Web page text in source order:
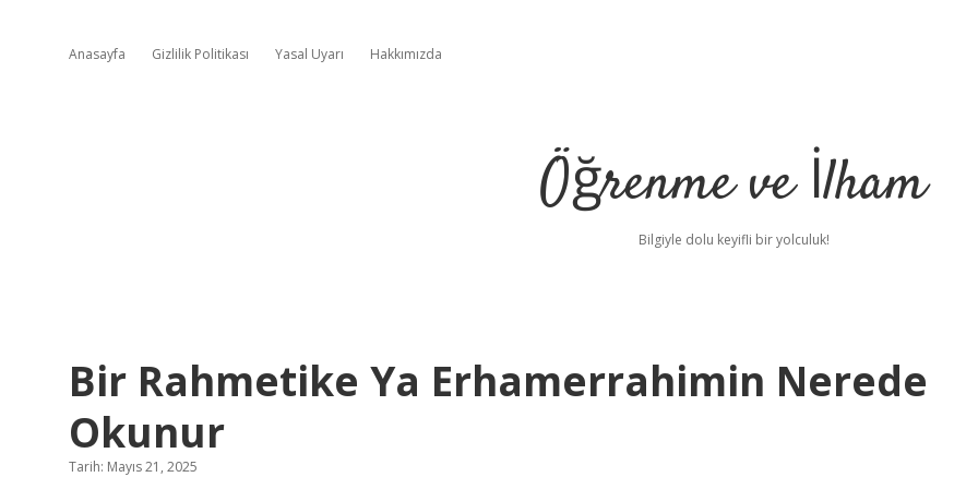
Anasayfa Gizlilik Politikası Yasal Uyarı Hakkımızda
Öğrenme ve İlham
Bilgiyle dolu keyifli bir yolculuk!
Bir Rahmetike Ya Erhamerrahimin Nerede
Okunur
Tarih: Mayıs 21, 2025